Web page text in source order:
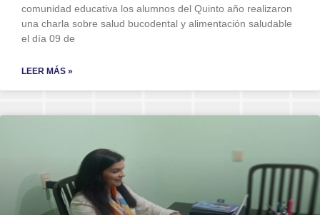
comunidad educativa los alumnos del Quinto año realizaron
una charla sobre salud bucodental y alimentación saludable
el día 09 de
LEER MÁS »